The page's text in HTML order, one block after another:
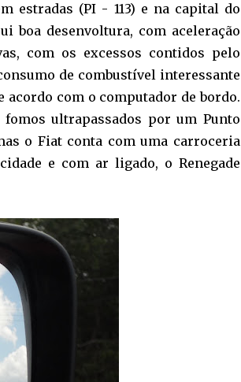
estradas (PI - 113) e na capital do
boa desenvoltura, com aceleração
com os excessos contidos pelo
de combustível interessante
com o computador de bordo.
ultrapassados por um Punto
o Fiat conta com uma carroceria
e com ar ligado, o Renegade